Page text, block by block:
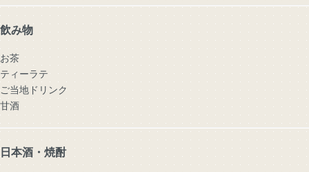
飲み物
お茶
ティーラテ
ご当地ドリンク
甘酒
日本酒・焼酎